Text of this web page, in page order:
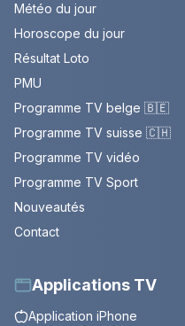
Météo du jour
Horoscope du jour
Résultat Loto
PMU
Programme TV belge 🇧🇪
Programme TV suisse 🇨🇭
Programme TV vidéo
Programme TV Sport
Nouveautés
Contact
Applications TV
Application iPhone